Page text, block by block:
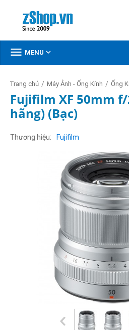
 MENU 
Trang chủ / Máy Ảnh - Ống Kính / Ống
Fujifilm XF 50mm f/
hãng) (Bạc)
Thương hiệu Fujifilm